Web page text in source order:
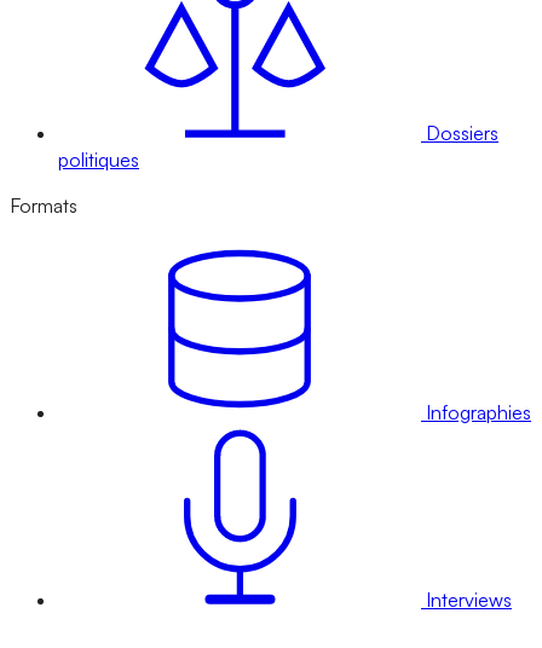
Dossiers
politiques
Formats
Infographies
Interviews